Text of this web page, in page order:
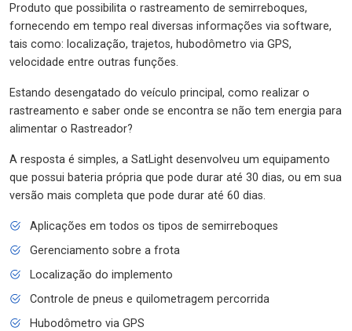
Produto que possibilita o rastreamento de semirreboques,
fornecendo em tempo real diversas informações via software,
tais como: localização, trajetos, hubodômetro via GPS,
velocidade entre outras funções.
Estando desengatado do veículo principal, como realizar o
rastreamento e saber onde se encontra se não tem energia para
alimentar o Rastreador?
A resposta é simples, a SatLight desenvolveu um equipamento
que possui bateria própria que pode durar até 30 dias, ou em sua
versão mais completa que pode durar até 60 dias.
Aplicações em todos os tipos de semirreboques
Gerenciamento sobre a frota
Localização do implemento
Controle de pneus e quilometragem percorrida
Hubodômetro via GPS